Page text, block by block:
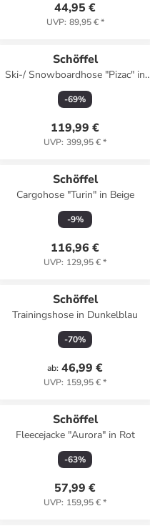
44,95 €
UVP: 89,95 €*
Schöffel
Ski-/ Snowboardhose "Pizac" in
Pink
-69%
119,99 €
UVP: 399,95 €*
Schöffel
Cargohose "Turin" in Beige
-9%
116,96 €
UVP: 129,95 €*
Schöffel
Trainingshose in Dunkelblau
-70%
ab: 46,99 €
UVP: 159,95 €*
Schöffel
Fleecejacke "Aurora" in Rot
-63%
57,99 €
UVP: 159,95 €*